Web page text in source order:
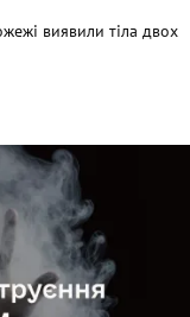
виявили тіла двох